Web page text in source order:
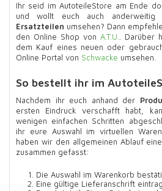
Ihr seid im AutoteileStore am Ende
und wollt euch auch anderweitig
Ersatzteilen umsehen? Dann
den Online Shop von A.T.U.. Darüber
dem Kauf eines neuen oder
Online Portal von Schwacke umsehen.
So bestellt ihr im
Nachdem ihr euch anhand der
ersten Eindruck verschafft habt,
wenigen einfachen Schritten
ihr eure Auswahl im virtuellen
haben wir den allgemeinen Ablauf
zusammen gefasst:
Die Auswahl im Warenkorb
Eine gültige Lieferanschrift